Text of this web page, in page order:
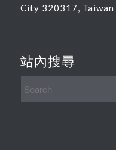
City 320317, Taiwan
站內搜尋